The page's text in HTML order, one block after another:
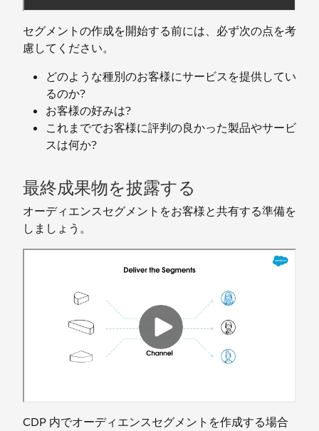
セグメントの作成を開始する前には、必ず次の点を考
慮してください。
どのような種別のお客様にサービスを提供してい
るのか?
お客様の好みは?
これまででお客様に評判の良かった製品やサービ
スは何か?
最終成果物を披露する
オーディエンスセグメントをお客様と共有する準備を
しましょう。
CDP 内でオーディエンスセグメントを作成する場合